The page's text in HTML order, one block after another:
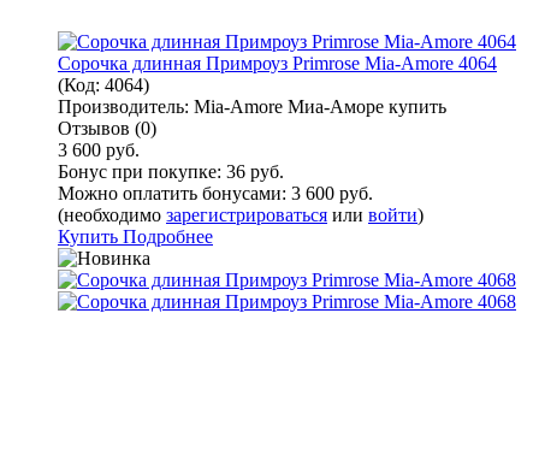
Сорочка длинная Примроуз Primrose Mia-Amore 4064
(Код: 4064)
Производитель: Mia-Amore Миа-Аморе купить
Отзывов (0)
3 600 руб.
Бонус при покупке: 36 руб.
Можно оплатить бонусами: 3 600 руб.
(необходимо зарегистрироваться или войти)
Купить Подробнее